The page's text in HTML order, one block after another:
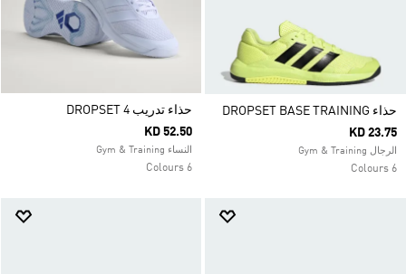
حذاء DROPSET BASE TRAINING
KD 23.75
الرجال Gym & Training
6 Colours
حذاء تدريب DROPSET 4
KD 52.50
النساء Gym & Training
6 Colours